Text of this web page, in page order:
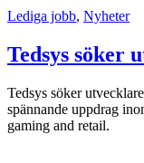
Lediga jobb, Nyheter
Tedsys söker
Tedsys söker
spännande uppdrag
gaming and retail.